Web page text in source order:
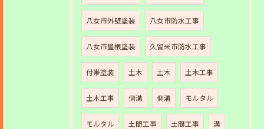
八女市外壁塗装 八女市防水工事
八女市屋根塗装 久留米市防水工事
付帯塗装 土木 土木 土木工事
土木工事 側溝 側溝 モルタル
モルタル 土間工事 土間工事 溝